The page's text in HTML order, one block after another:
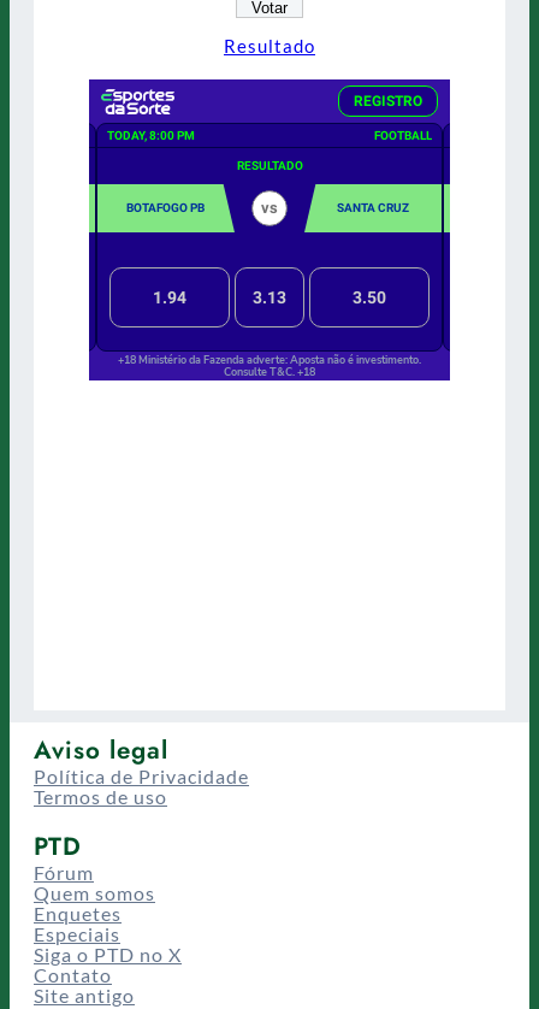
Resultado
Aviso legal
Política de Privacidade
Termos de uso
PTD
Fórum
Quem somos
Enquetes
Especiais
Siga o PTD no X
Contato
Site antigo